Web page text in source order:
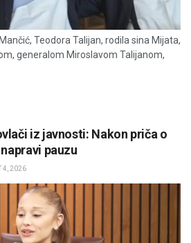
Teodora Talijan, rodila sina Mijata,
generalom Miroslavom Talijanom,
iz javnosti: Nakon priča o
pauzu
4, 2026